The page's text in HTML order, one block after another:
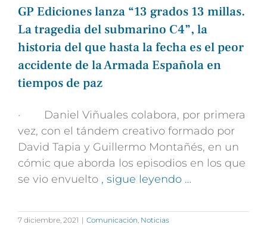
GP Ediciones lanza “13 grados 13 millas.
La tragedia del submarino C4”, la
historia del que hasta la fecha es el peor
accidente de la Armada Española en
tiempos de paz
· Daniel Viñuales colabora, por primera
vez, con el tándem creativo formado por
David Tapia y Guillermo Montañés, en un
cómic que aborda los episodios en los que
se vio envuelto , sigue leyendo …
7 diciembre, 2021 | Comunicación Noticias